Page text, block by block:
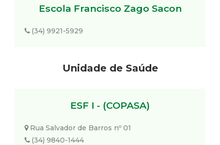
Escola Francisco Zago Sacon
(34) 9921-5929
Unidade de Saúde
ESF I - (COPASA)
Rua Salvador de Barros nº 01
(34) 9840-1444